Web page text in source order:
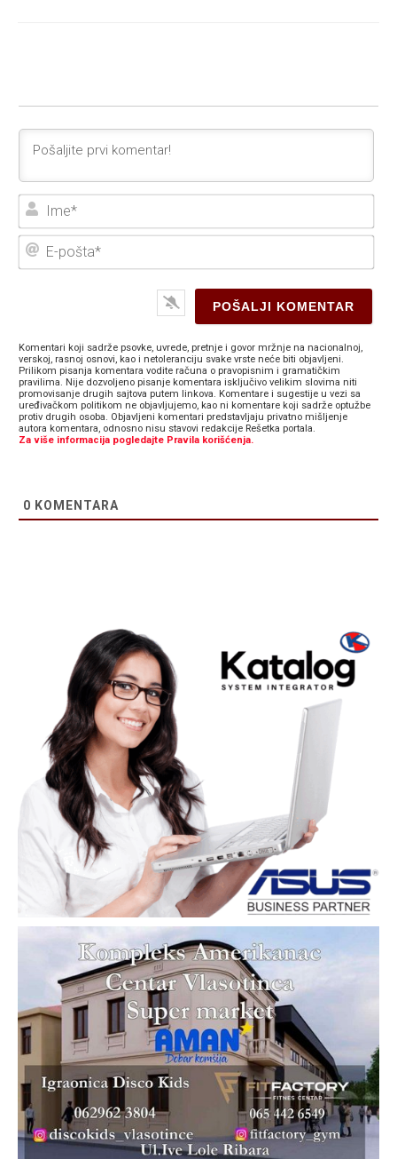
E-
Komentari koji sadrže psovke, uvrede, pretnje i govor mržnje na nacionalnoj,
verskoj, rasnoj osnovi, kao i netoleranciju svake vrste neće biti objavljeni.
Prilikom pisanja komentara vodite računa o pravopisnim i gramatičkim
pravilima. Nije dozvoljeno pisanje komentara isključivo velikim slovima niti
promovisanje drugih sajtova putem linkova. Komentare i sugestije u vezi sa
uređivačkom politikom ne objavljujemo, kao ni komentare koji sadrže optužbe
protiv drugih osoba. Objavljeni komentari predstavljaju privatno mišljenje
autora komentara, odnosno nisu stavovi redakcije Rešetka portala.
Za više informacija pogledajte Pravila korišćenja.
0 KOMENTARA